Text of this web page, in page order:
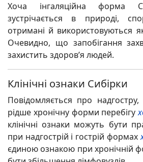
Хоча інгаляційна форма
зустрічається в природі,
отримані й використовуються
Очевидно, що запобігання
захистить здоров’я людей.
Клінічні ознаки Сибірки
Повідомляється про надгостру,
рідше хронічну форми перебігу
клінічні ознаки можуть бути
при надгострій і гострій формах
єдиною ознакою при хронічній